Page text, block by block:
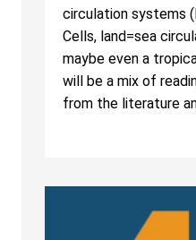
circulation systems
Cells, land=sea
maybe even a
will be a mix of
from the literature